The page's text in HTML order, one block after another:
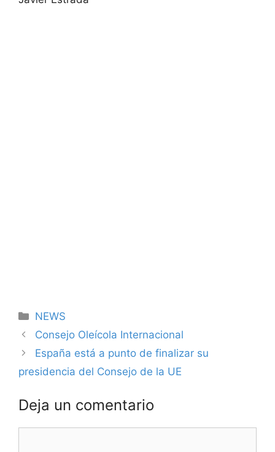
Categorías
NEWS
Consejo Oleícola Internacional
España está a punto de finalizar su
presidencia del Consejo de la UE
Deja un comentario